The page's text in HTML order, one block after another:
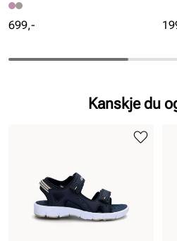
Pris
699,-
Kanskje du